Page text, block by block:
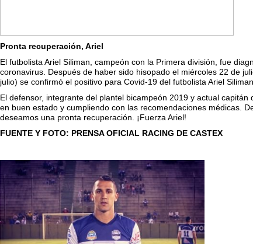
Pronta recuperación, Ariel
El futbolista Ariel Siliman, campeón con la Primera división, fue
coronavirus. Después de haber sido hisopado el miércoles 22 de
julio) se confirmó el positivo para Covid-19 del futbolista Ariel Siliman.
El defensor, integrante del plantel bicampeón 2019 y actual capitán
en buen estado y cumpliendo con las recomendaciones médicas.
deseamos una pronta recuperación. ¡Fuerza Ariel!
FUENTE Y FOTO: PRENSA OFICIAL RACING DE CASTEX